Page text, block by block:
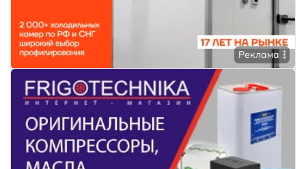
Реклама